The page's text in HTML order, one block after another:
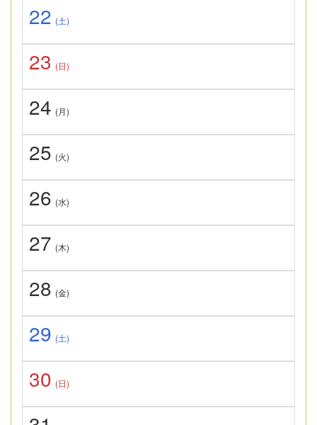
22 (土)
23 (日)
24 (月)
25 (火)
26 (水)
27 (木)
28 (金)
29 (土)
30 (日)